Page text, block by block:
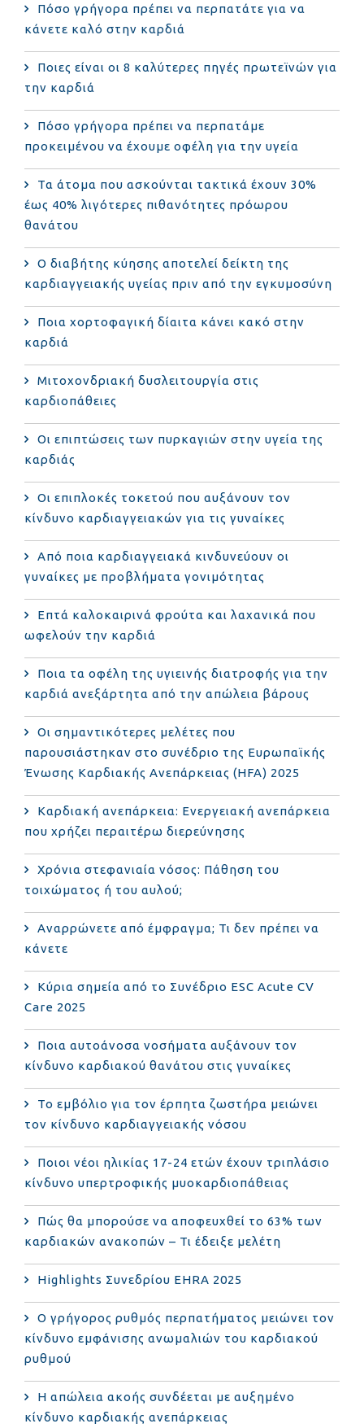
Πόσο γρήγορα πρέπει να περπατάτε για να
κάνετε καλό στην καρδιά
Ποιες είναι οι 8 καλύτερες πηγές πρωτεϊνών για
την καρδιά
Πόσο γρήγορα πρέπει να περπατάμε
προκειμένου να έχουμε οφέλη για την υγεία
Τα άτομα που ασκούνται τακτικά έχουν 30%
έως 40% λιγότερες πιθανότητες πρόωρου
θανάτου
Ο διαβήτης κύησης αποτελεί δείκτη της
καρδιαγγειακής υγείας πριν από την εγκυμοσύνη
Ποια χορτοφαγική δίαιτα κάνει κακό στην
καρδιά
Μιτοχονδριακή δυσλειτουργία στις
καρδιοπάθειες
Οι επιπτώσεις των πυρκαγιών στην υγεία της
καρδιάς
Οι επιπλοκές τοκετού που αυξάνουν τον
κίνδυνο καρδιαγγειακών για τις γυναίκες
Από ποια καρδιαγγειακά κινδυνεύουν οι
γυναίκες με προβλήματα γονιμότητας
Επτά καλοκαιρινά φρούτα και λαχανικά που
ωφελούν την καρδιά
Ποια τα οφέλη της υγιεινής διατροφής για την
καρδιά ανεξάρτητα από την απώλεια βάρους
Οι σημαντικότερες μελέτες που
παρουσιάστηκαν στο συνέδριο της Ευρωπαϊκής
Ένωσης Καρδιακής Ανεπάρκειας (HFA) 2025
Καρδιακή ανεπάρκεια: Ενεργειακή ανεπάρκεια
που χρήζει περαιτέρω διερεύνησης
Χρόνια στεφανιαία νόσος: Πάθηση του
τοιχώματος ή του αυλού;
Αναρρώνετε από έμφραγμα; Τι δεν πρέπει να
κάνετε
Κύρια σημεία από το Συνέδριο ESC Acute CV
Care 2025
Ποια αυτοάνοσα νοσήματα αυξάνουν τον
κίνδυνο καρδιακού θανάτου στις γυναίκες
Το εμβόλιο για τον έρπητα ζωστήρα μειώνει
τον κίνδυνο καρδιαγγειακής νόσου
Ποιοι νέοι ηλικίας 17-24 ετών έχουν τριπλάσιο
κίνδυνο υπερτροφικής μυοκαρδιοπάθειας
Πώς θα μπορούσε να αποφευχθεί το 63% των
καρδιακών ανακοπών – Τι έδειξε μελέτη
Highlights Συνεδρίου EHRA 2025
Ο γρήγορος ρυθμός περπατήματος μειώνει τον
κίνδυνο εμφάνισης ανωμαλιών του καρδιακού
ρυθμού
Η απώλεια ακοής συνδέεται με αυξημένο
κίνδυνο καρδιακής ανεπάρκειας